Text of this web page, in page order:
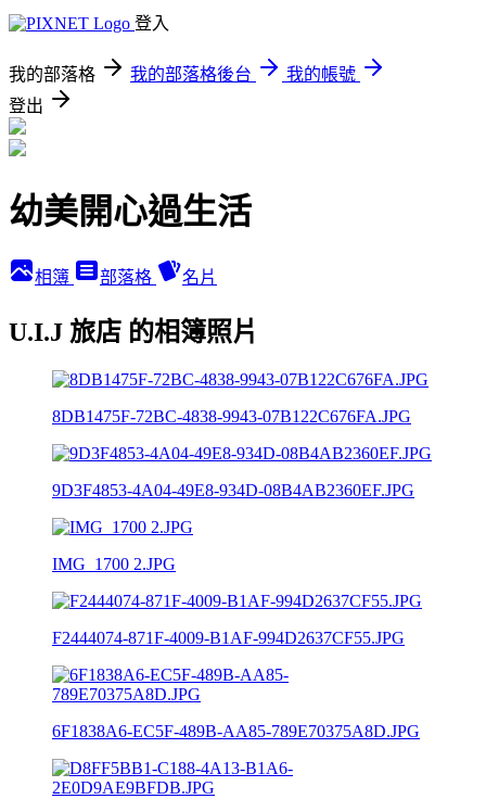
登入
我的部落格 我的部落格後台
我的帳號
登出
幼美開心過生活
相簿 部落格 名片
U.I.J 旅店 的相簿照片
8DB1475F-72BC-4838-9943-07B122C676FA.JPG
9D3F4853-4A04-49E8-934D-08B4AB2360EF.JPG
IMG_1700 2.JPG
F2444074-871F-4009-B1AF-994D2637CF55.JPG
6F1838A6-EC5F-489B-AA85-789E70375A8D.JPG